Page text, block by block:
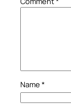
Name *